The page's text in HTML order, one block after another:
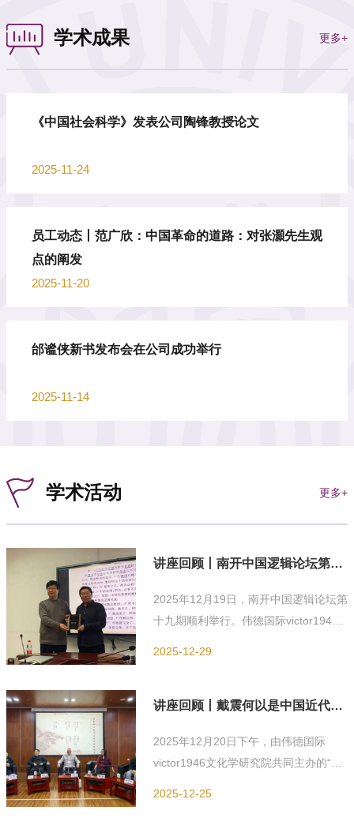
学术成果 更多+
《中国社会科学》发表公司陶锋教授论文
2025-11-24
员工动态丨范广欣：中国革命的道路：对张灝先生观
点的阐发
2025-11-20
邰谧侠新书发布会在公司成功举行
2025-11-14
学术活动 更多+
讲座回顾丨南开中国逻辑论坛第十
九期：哥德尔不完全性定理的证明
及其意义
2025年12月19日，南开中国逻辑论坛第
十九期顺利举行。伟德国际victor1946
信息技术高等研究院研究员王勇教授，
员工共同参与。
2025-12-29
讲座回顾丨戴震何以是中国近代性
的起点：一场跨学科的对谈
2025年12月20日下午，由伟德国际
victor1946文化学研究院共同主办的“戴
2025-12-25